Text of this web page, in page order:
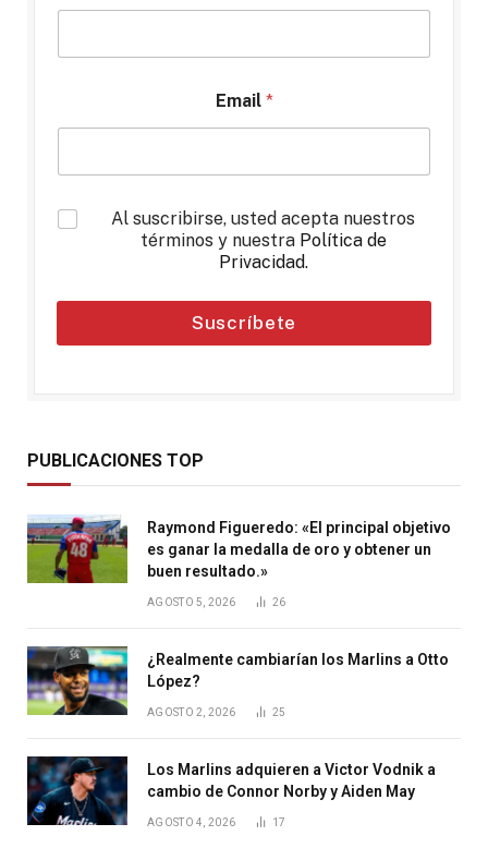
Email *
*
Al suscribirse, usted acepta nuestros
términos y nuestra Política de
Privacidad.
Suscríbete
PUBLICACIONES TOP
Raymond Figueredo: «El principal objetivo
es ganar la medalla de oro y obtener un
buen resultado.»
AGOSTO 5, 2026 26
¿Realmente cambiarían los Marlins a Otto
López?
AGOSTO 2, 2026 25
Los Marlins adquieren a Victor Vodnik a
cambio de Connor Norby y Aiden May
AGOSTO 4, 2026 17